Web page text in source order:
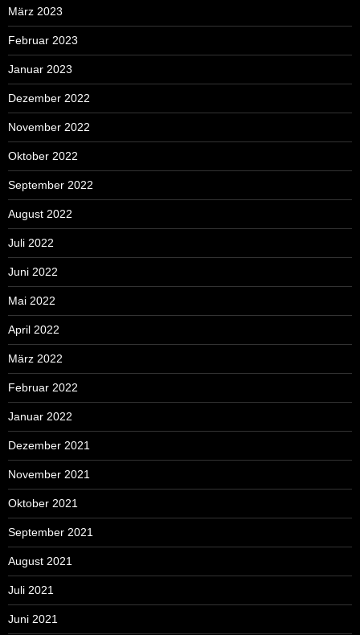
März 2023
Februar 2023
Januar 2023
Dezember 2022
November 2022
Oktober 2022
September 2022
August 2022
Juli 2022
Juni 2022
Mai 2022
April 2022
März 2022
Februar 2022
Januar 2022
Dezember 2021
November 2021
Oktober 2021
September 2021
August 2021
Juli 2021
Juni 2021